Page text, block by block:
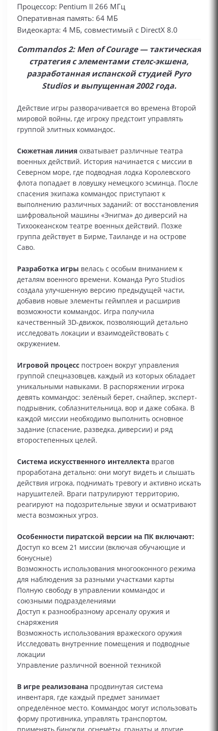
Процессор: Pentium II 266 МГц
Оперативная память: 64 MБ
Видеокарта: 4 MБ, совместимый с DirectX 8.0
Commandos 2: Men of Courage — тактическая
стратегия с элементами стелс-экшена,
разработанная испанской студией Pyro
Studios и выпущенная 2002 года.
Действие игры разворачивается во времена Второй
мировой войны, где игроку предстоит управлять
группой элитных коммандос.
Сюжетная линия охватывает различные театра
военных действий. История начинается с миссии в
Северном море, где подводная лодка Королевского
флота попадает в ловушку немецкого эсминца. После
спасения экипажа коммандос приступают к
выполнению различных заданий: от восстановления
шифровальной машины «Энигма» до диверсий на
Тихоокеанском театре военных действий. Позже
группа действует в Бирме, Таиланде и на острове
Саво.
Разработка игры велась с особым вниманием к
деталям военного времени. Команда Pyro Studios
создала улучшенную версию предыдущей части,
добавив новые элементы геймплея и расширив
возможности коммандос. Игра получила
качественный 3D-движок, позволяющий детально
исследовать локации и взаимодействовать с
окружением.
Игровой процесс построен вокруг управления
группой спецназовцев, каждый из которых обладает
уникальными навыками. В распоряжении игрока
девять коммандос: зелёный берет, снайпер, эксперт-
подрывник, соблазнительница, вор и даже собака. В
каждой миссии необходимо выполнить основное
задание (спасение, разведка, диверсии) и ряд
второстепенных целей.
Система искусственного интеллекта врагов
проработана детально: они могут видеть и слышать
действия игрока, поднимать тревогу и активно искать
нарушителей. Враги патрулируют территорию,
реагируют на подозрительные звуки и осматривают
места возможных угроз.
Особенности пиратской версии на ПК включают:
Доступ ко всем 21 миссии (включая обучающие и
бонусные)
Возможность использования многооконного режима
для наблюдения за разными участками карты
Полную свободу в управлении коммандос и
союзными подразделениями
Доступ к разнообразному арсеналу оружия и
снаряжения
Возможность использования вражеского оружия
Исследовать внутренние помещения и подводные
локации
Управление различной военной техникой
В игре реализована продвинутая система
инвентаря, где каждый предмет занимает
определённое место. Коммандос могут использовать
форму противника, управлять транспортом,